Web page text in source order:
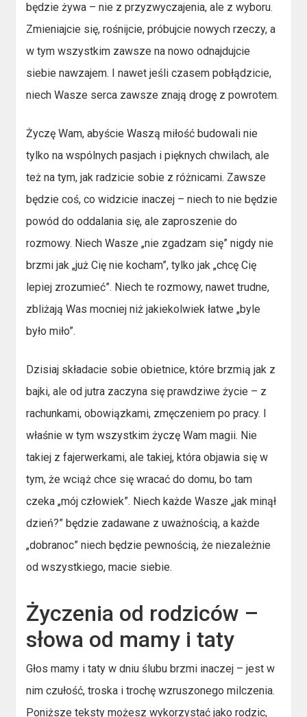
będzie żywa – nie z przyzwyczajenia, ale z wyboru.
Zmieniajcie się, rośnijcie, próbujcie nowych rzeczy, a
w tym wszystkim zawsze na nowo odnajdujcie
siebie nawzajem. I nawet jeśli czasem pobłądzicie,
niech Wasze serca zawsze znają drogę z powrotem.
Życzę Wam, abyście Waszą miłość budowali nie
tylko na wspólnych pasjach i pięknych chwilach, ale
też na tym, jak radzicie sobie z różnicami. Zawsze
będzie coś, co widzicie inaczej – niech to nie będzie
powód do oddalania się, ale zaproszenie do
rozmowy. Niech Wasze „nie zgadzam się” nigdy nie
brzmi jak „już Cię nie kocham”, tylko jak „chcę Cię
lepiej zrozumieć”. Niech te rozmowy, nawet trudne,
zbliżają Was mocniej niż jakiekolwiek łatwe „byle
było miło”.
Dzisiaj składacie sobie obietnice, które brzmią jak z
bajki, ale od jutra zaczyna się prawdziwe życie – z
rachunkami, obowiązkami, zmęczeniem po pracy. I
właśnie w tym wszystkim życzę Wam magii. Nie
takiej z fajerwerkami, ale takiej, która objawia się w
tym, że wciąż chce się wracać do domu, bo tam
czeka „mój człowiek”. Niech każde Wasze „jak minął
dzień?” będzie zadawane z uważnością, a każde
„dobranoc” niech będzie pewnością, że niezależnie
od wszystkiego, macie siebie.
Życzenia od rodziców –
słowa od mamy i taty
Głos mamy i taty w dniu ślubu brzmi inaczej – jest w
nim czułość, troska i trochę wzruszonego milczenia.
Poniższe teksty możesz wykorzystać jako rodzic,